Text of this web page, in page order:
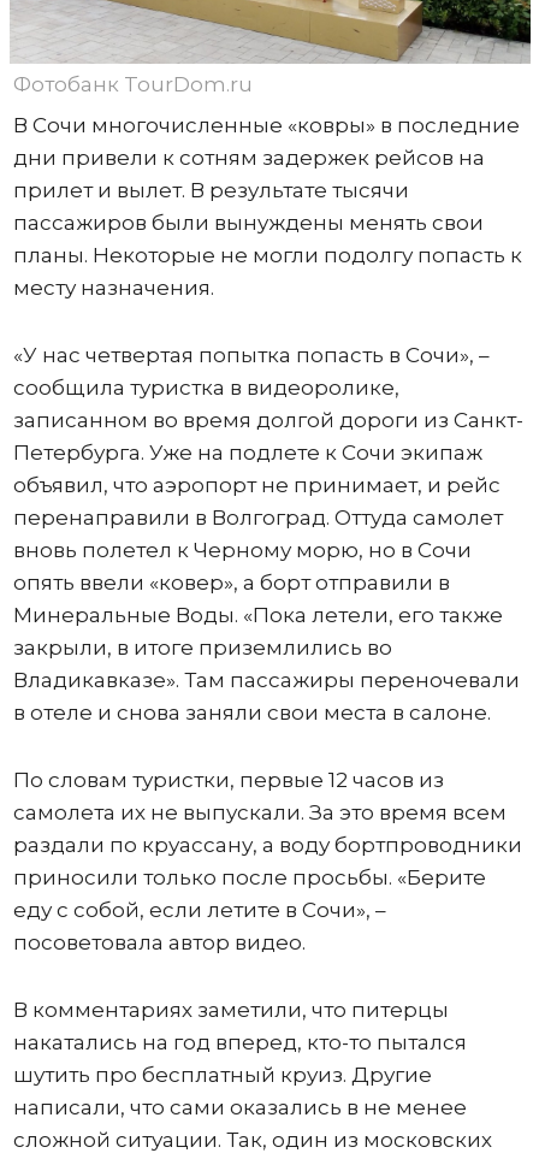
Фотобанк TourDom.ru
В Сочи многочисленные «ковры» в последние
дни привели к сотням задержек рейсов на
прилет и вылет. В результате тысячи
пассажиров были вынуждены менять свои
планы. Некоторые не могли подолгу попасть к
месту назначения.
«У нас четвертая попытка попасть в Сочи», –
сообщила туристка в видеоролике,
записанном во время долгой дороги из Санкт-
Петербурга. Уже на подлете к Сочи экипаж
объявил, что аэропорт не принимает, и рейс
перенаправили в Волгоград. Оттуда самолет
вновь полетел к Черному морю, но в Сочи
опять ввели «ковер», а борт отправили в
Минеральные Воды. «Пока летели, его также
закрыли, в итоге приземлились во
Владикавказе». Там пассажиры переночевали
в отеле и снова заняли свои места в салоне.
По словам туристки, первые 12 часов из
самолета их не выпускали. За это время всем
раздали по круассану, а воду бортпроводники
приносили только после просьбы. «Берите
еду с собой, если летите в Сочи», –
посоветовала автор видео.
В комментариях заметили, что питерцы
накатались на год вперед, кто-то пытался
шутить про бесплатный круиз. Другие
написали, что сами оказались в не менее
сложной ситуации. Так, один из московских